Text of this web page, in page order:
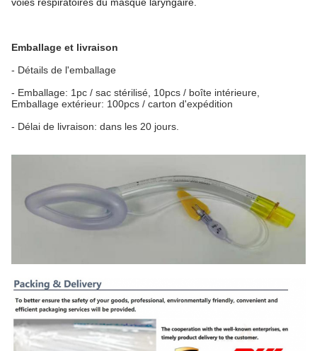
Emballage et livraison
- Détails de l'emballage
- Emballage: 1pc / sac stérilisé, 10pcs / boîte intérieure,
Emballage extérieur: 100pcs / carton d'expédition
- Délai de livraison: dans les 20 jours.